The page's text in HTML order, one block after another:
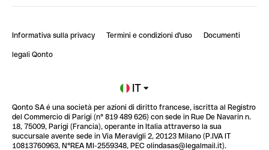
StrongHer Mentorship | Notion: come organizzare...
Blog
Glossario finanziario
Informativa sulla privacy Termini e condizioni d'uso Documenti
legali Qonto
IT
Qonto SA é una società per azioni di diritto francese, iscritta al Registro
del Commercio di Parigi (n° 819 489 626) con sede in Rue De Navarin n.
18, 75009, Parigi (Francia), operante in Italia attraverso la sua
succursale avente sede in Via Meravigli 2, 20123 Milano (P.IVA IT
10813760963, N°REA MI-2559348, PEC olindasas@legalmail.it).